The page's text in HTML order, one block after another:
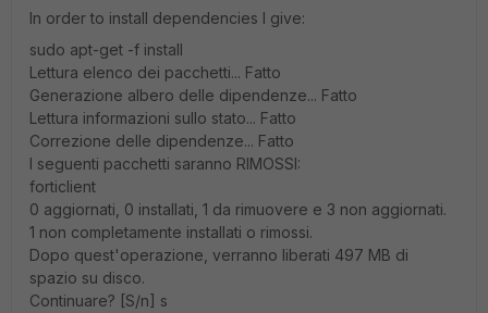
In order to install dependencies I give:
sudo apt-get -f install
Lettura elenco dei pacchetti... Fatto
Generazione albero delle dipendenze... Fatto
Lettura informazioni sullo stato... Fatto
Correzione delle dipendenze... Fatto
I seguenti pacchetti saranno RIMOSSI:
forticlient
0 aggiornati, 0 installati, 1 da rimuovere e 3 non aggiornati.
1 non completamente installati o rimossi.
Dopo quest'operazione, verranno liberati 497 MB di
spazio su disco.
Continuare? [S/n] s